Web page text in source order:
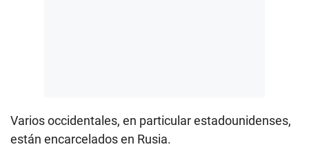
Varios occidentales, en particular estadounidenses,
están encarcelados en Rusia.